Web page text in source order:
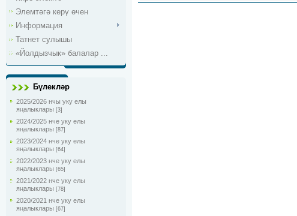
Элемтәгә керү өчен
Информация
Татнет сулышы
«Йолдызчык» балалар ...
Бүлекләр
2025/2026 нчы уку елы
яңалыклары [3]
2024/2025 нче уку елы
яңалыклары [87]
2023/2024 нче уку елы
яңалыклары [64]
2022/2023 нче уку елы
яңалыклары [65]
2021/2022 нче уку елы
яңалыклары [78]
2020/2021 нче уку елы
яңалыклары [67]